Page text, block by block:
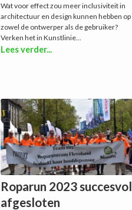
Wat voor effect zou meer inclusiviteit in
architectuur en design kunnen hebben op
zowel de ontwerper als de gebruiker?
Verken het in Kunstlinie...
Lees verder...
Roparun 2023 succesvol
afgesloten